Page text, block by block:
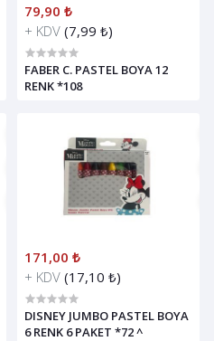
79,90 ₺
+ KDV (7,99 ₺)
FABER C. PASTEL BOYA 12
RENK *108
171,00 ₺
+ KDV (17,10 ₺)
DISNEY JUMBO PASTEL BOYA
6 RENK 6 PAKET *72 ^